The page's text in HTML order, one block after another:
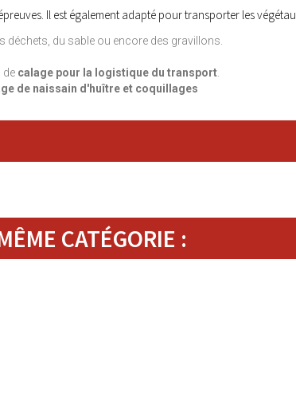
Il est également adapté pour transporter les
du sable ou encore des gravillons.
de calage pour la logistique du transport
de naissain d'huître et coquillages
CATÉGORIE :